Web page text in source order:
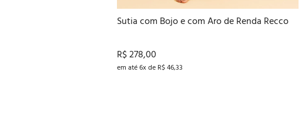
Sutia com Bojo e com Aro de Renda Recco
R$ 278,00
em até 6x de R$ 46,33